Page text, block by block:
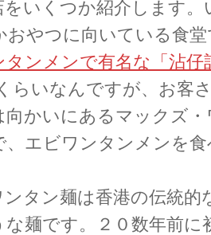
をいくつか紹介します。
おやつに向いている食
タンメンで有名な「沾仔
らいなんですが、お客
向かいにあるマックズ
、エビワンタンメンを
タン麺は香港の伝統的
麺です。２０数年前に